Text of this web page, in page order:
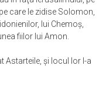
care le zidise Solomon,
lui Chemoş,
fiilor lui Amon.
Astarteile, şi locul lor l-a